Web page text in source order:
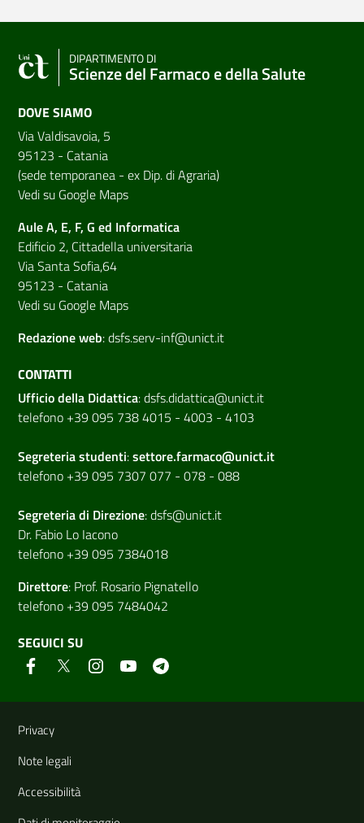
DIPARTIMENTO DI
Scienze del Farmaco e della Salute
DOVE SIAMO
Via Valdisavoia, 5
95123 - Catania
(sede temporanea - ex Dip. di Agraria)
Vedi su Google Maps
Aule A, E, F, G ed Informatica
Edificio 2, Cittadella universitaria
Via Santa Sofia,64
95123 - Catania
Vedi su Google Maps
Redazione web:dsfs.serv-inf@unict.it
CONTATTI
Ufficio della Didattica:dsfs.didattica@unict.it
telefono +39 095 738 4015 - 4003 - 4103
Segreteria studenti:settore.farmaco@unict.it
telefono +39 095 7307 077 - 078 - 088
Segreteria di Direzione:dsfs@unict.it
Dr. Fabio Lo Iacono
telefono +39 095 7384018
Direttore: Prof. Rosario Pignatello
telefono +39 095 7484042
SEGUICI SU
Link e informazioni utili
Privacy
Note legali
Accessibilità